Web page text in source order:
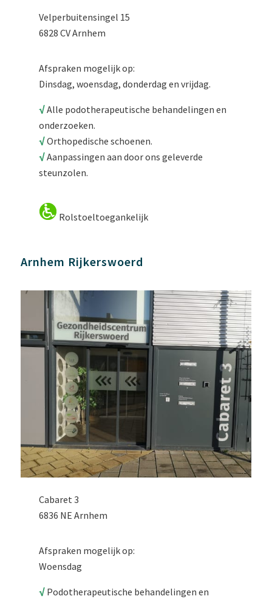
Velperbuitensingel 15
6828 CV Arnhem
Afspraken mogelijk op:
Dinsdag, woensdag, donderdag en vrijdag.
√Alle podotherapeutische behandelingen en
onderzoeken.
√Orthopedische schoenen.
√Aanpassingen aan door ons geleverde
steunzolen.
Rolstoeltoegankelijk
Arnhem Rijkerswoerd
Cabaret 3
6836 NE Arnhem
Afspraken mogelijk op:
Woensdag
√Podotherapeutische behandelingen en